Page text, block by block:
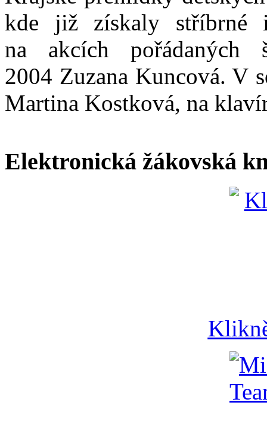
kde již získaly stříbrné
na akcích
2004 Zuzana Kuncová. V
Martina Kostková, na
Elektronická žákovská